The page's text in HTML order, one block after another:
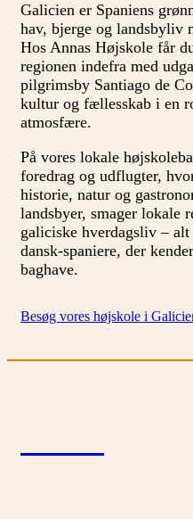
Galicien er Spaniens
hav, bjerge og landsbyliv
Hos Annas Højskole får
regionen indefra med
pilgrimsby Santiago de
kultur og fællesskab i en
atmosfære.
På vores lokale
foredrag og udflugter,
historie, natur og
landsbyer, smager lokale
galiciske hverdagsliv –
dansk-spaniere, der
baghave.
Besøg vores højskole i